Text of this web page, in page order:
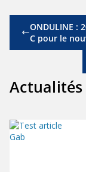
ONDULINE :
C pour le
Actualités